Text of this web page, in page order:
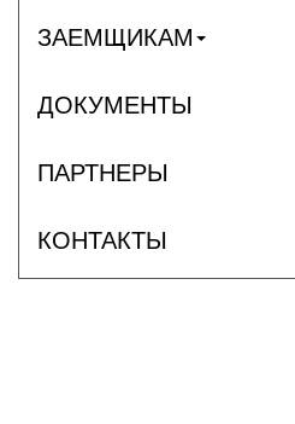
ЗАЕМЩИКАМ
ДОКУМЕНТЫ
ПАРТНЕРЫ
КОНТАКТЫ